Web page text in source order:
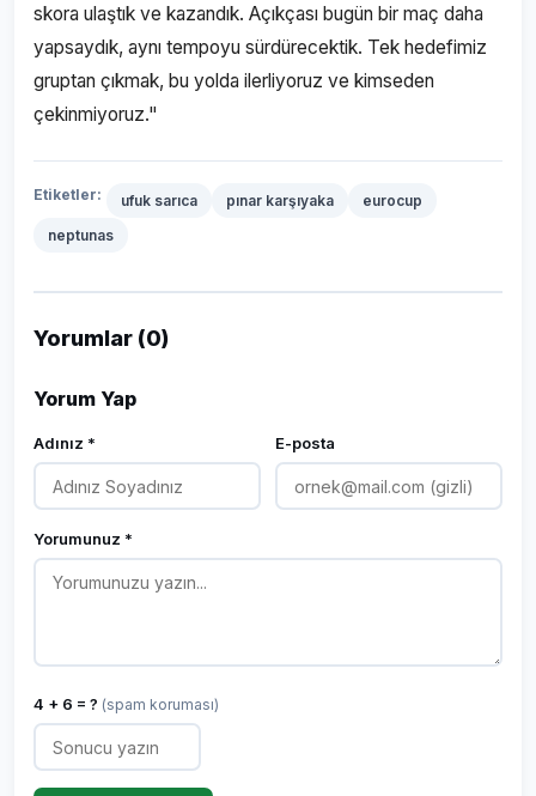
skora ulaştık ve kazandık. Açıkçası bugün bir maç daha
yapsaydık, aynı tempoyu sürdürecektik. Tek hedefimiz
gruptan çıkmak, bu yolda ilerliyoruz ve kimseden
çekinmiyoruz."
Etiketler: ufuk sarıca pınar karşıyaka
eurocup
neptunas
Yorumlar (0)
Yorum Yap
Adınız * E-posta
Yorumunuz *
4 + 6 = ? (spam koruması)